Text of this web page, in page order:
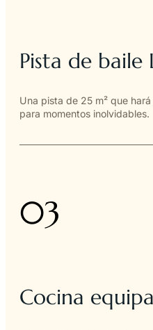
Pista de baile
Una pista de 25 m² que
para momentos inolvidables.
03
Cocina